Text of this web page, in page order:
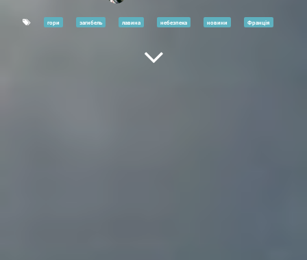
гори загибель лавина небезпека новини Франція